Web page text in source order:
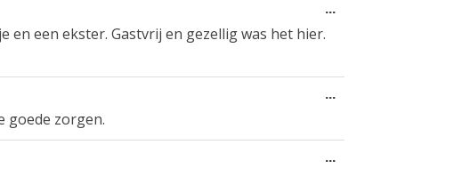
en een ekster. Gastvrij en gezellig was het hier.
...
goede zorgen.
...
...